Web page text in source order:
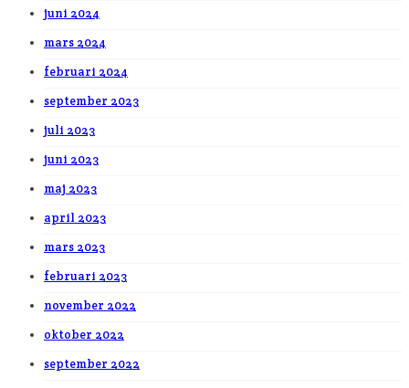
juni 2024
mars 2024
februari 2024
september 2023
juli 2023
juni 2023
maj 2023
april 2023
mars 2023
februari 2023
november 2022
oktober 2022
september 2022